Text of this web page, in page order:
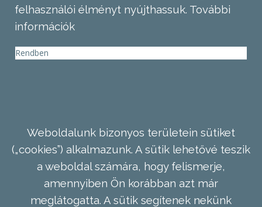
felhasználói élményt nyújthassuk. További
információk
Rendben
Weboldalunk bizonyos területein sütiket
(„cookies”) alkalmazunk. A sütik lehetővé teszik
a weboldal számára, hogy felismerje,
amennyiben Ön korábban azt már
meglátogatta. A sütik segítenek nekünk